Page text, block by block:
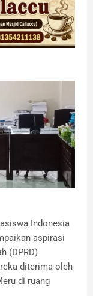
Indonesia
aspirasi
(DPRD)
diterima oleh
di ruang